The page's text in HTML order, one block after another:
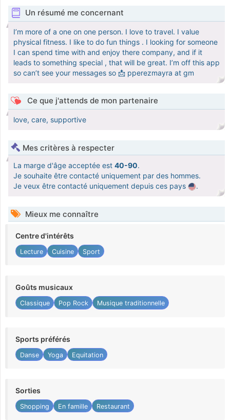
Un résumé me concernant
I’m more of a one on one person. I love to travel. I value
physical fitness. I like to do fun things . I looking for someone
I can spend time with and enjoy there company, and if it
leads to something special , that will be great. I’m off this app
so can’t see your messages so 📩 pperezmayra at gm
Ce que j'attends de mon partenaire
love, care, supportive
Mes critères à respecter
La marge d'âge acceptée est 40-90.
Je souhaite être contacté uniquement par des hommes.
Je veux être contacté uniquement depuis ces pays
.
Mieux me connaître
Centre d'intérêts
Lecture Cuisine Sport
Goûts musicaux
Classique Pop Rock Musique traditionnelle
Sports préférés
Danse Yoga Equitation
Sorties
Shopping En famille Restaurant